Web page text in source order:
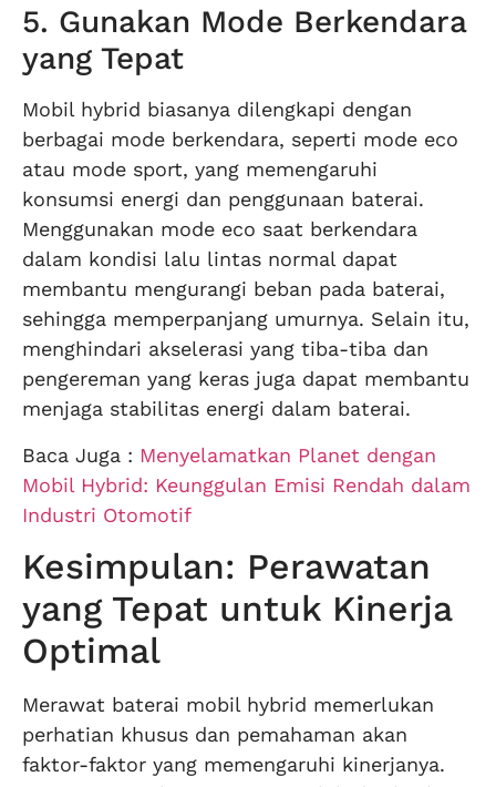
5. Gunakan Mode Berkendara
yang Tepat
Mobil hybrid biasanya dilengkapi dengan
berbagai mode berkendara, seperti mode eco
atau mode sport, yang memengaruhi
konsumsi energi dan penggunaan baterai.
Menggunakan mode eco saat berkendara
dalam kondisi lalu lintas normal dapat
membantu mengurangi beban pada baterai,
sehingga memperpanjang umurnya. Selain itu,
menghindari akselerasi yang tiba-tiba dan
pengereman yang keras juga dapat membantu
menjaga stabilitas energi dalam baterai.
Baca Juga : Menyelamatkan Planet dengan
Mobil Hybrid: Keunggulan Emisi Rendah dalam
Industri Otomotif
Kesimpulan: Perawatan
yang Tepat untuk Kinerja
Optimal
Merawat baterai mobil hybrid memerlukan
perhatian khusus dan pemahaman akan
faktor-faktor yang memengaruhi kinerjanya.